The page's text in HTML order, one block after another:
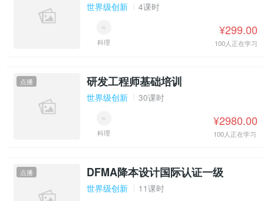
世界级创新 4课时
科理
¥299.00
100人正在学习
点播 研发工程师基础培训
世界级创新 30课时
科理
¥2980.00
100人正在学习
点播 DFMA降本设计国际认证一级
世界级创新 11课时